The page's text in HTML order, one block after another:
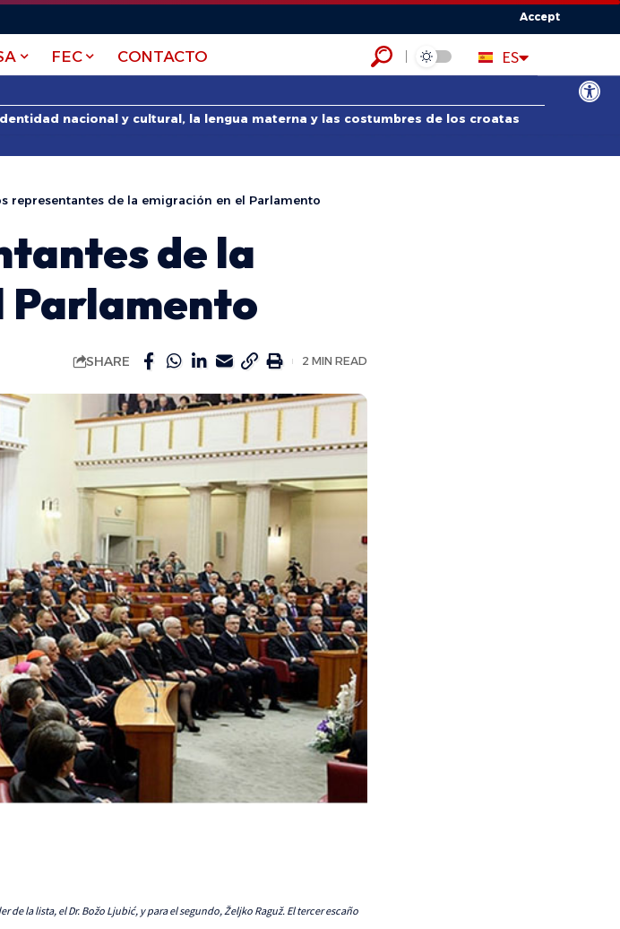
Abrir
Accept
FEC CONTACTO ES
HR
EN
nacional y cultural, la lengua materna y las costumbres de los croatas
representantes de la emigración en el Parlamento
de la
Parlamento
SHARE 2 MIN READ
de la lista, el Dr. Božo Ljubić, y para el segundo, Željko Raguž. El tercer escaño